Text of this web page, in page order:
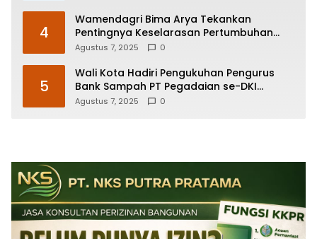
4
Wamendagri Bima Arya Tekankan
Pentingnya Keselarasan Pertumbuhan
Ekonomi dan Pelestarian Budaya
Agustus 7, 2025 0
5
Wali Kota Hadiri Pengukuhan Pengurus
Bank Sampah PT Pegadaian se-DKI
Jakarta
Agustus 7, 2025 0